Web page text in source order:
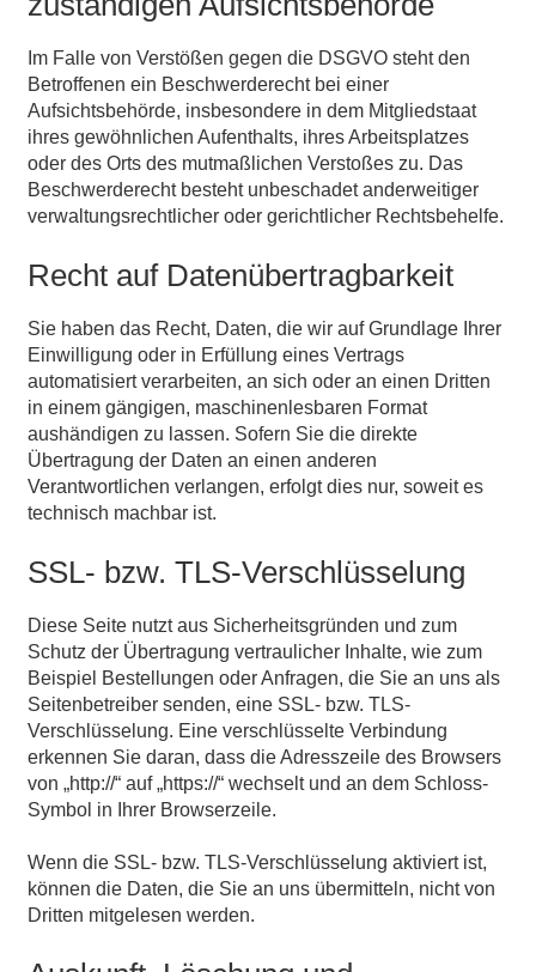
Im Falle von Verstößen gegen die DSGVO steht den
Betroffenen ein Beschwerderecht bei einer
Aufsichtsbehörde, insbesondere in dem Mitgliedstaat
ihres gewöhnlichen Aufenthalts, ihres Arbeitsplatzes
oder des Orts des mutmaßlichen Verstoßes zu. Das
Beschwerderecht besteht unbeschadet anderweitiger
verwaltungsrechtlicher oder gerichtlicher Rechtsbehelfe.
Recht auf Datenübertragbarkeit
Sie haben das Recht, Daten, die wir auf Grundlage Ihrer
Einwilligung oder in Erfüllung eines Vertrags
automatisiert verarbeiten, an sich oder an einen Dritten
in einem gängigen, maschinenlesbaren Format
aushändigen zu lassen. Sofern Sie die direkte
Übertragung der Daten an einen anderen
Verantwortlichen verlangen, erfolgt dies nur, soweit es
technisch machbar ist.
SSL- bzw. TLS-Verschlüsselung
Diese Seite nutzt aus Sicherheitsgründen und zum
Schutz der Übertragung vertraulicher Inhalte, wie zum
Beispiel Bestellungen oder Anfragen, die Sie an uns als
Seitenbetreiber senden, eine SSL- bzw. TLS-
Verschlüsselung. Eine verschlüsselte Verbindung
erkennen Sie daran, dass die Adresszeile des Browsers
von „http://“ auf „https://“ wechselt und an dem Schloss-
Symbol in Ihrer Browserzeile.
Wenn die SSL- bzw. TLS-Verschlüsselung aktiviert ist,
können die Daten, die Sie an uns übermitteln, nicht von
Dritten mitgelesen werden.